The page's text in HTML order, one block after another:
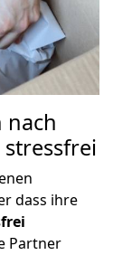
nach
dass ihre
Partner